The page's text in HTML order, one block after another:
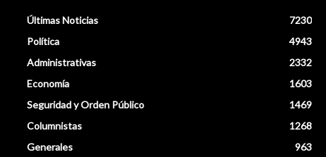
Últimas Noticias
7230
Política
4943
Administrativas
2332
Economía
1603
Seguridad y Orden Público
1469
Columnistas
1268
Generales
963